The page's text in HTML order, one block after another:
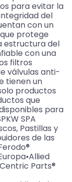
para evitar la
del
con un
protege
estructura del
con una
filtros
válvulas anti-
tienen un
productos
que
para
SPA
Pastillas y
de las
Parts®